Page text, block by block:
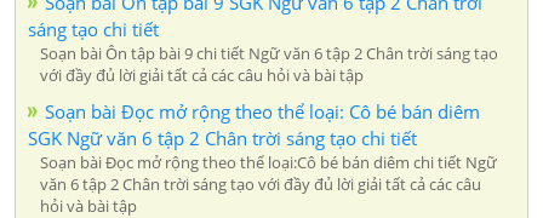
sáng tạo chi tiết
Soạn bài Ôn tập bài 9 chi tiết Ngữ văn 6 tập 2 Chân trời sáng tạo
với đầy đủ lời giải tất cả các câu hỏi và bài tập
Soạn bài Đọc mở rộng theo thể loại: Cô bé bán diêm
SGK Ngữ văn 6 tập 2 Chân trời sáng tạo chi tiết
Soạn bài Đọc mở rộng theo thể loại:Cô bé bán diêm chi tiết Ngữ
văn 6 tập 2 Chân trời sáng tạo với đầy đủ lời giải tất cả các câu
hỏi và bài tập